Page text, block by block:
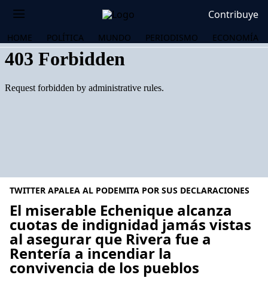
Contribuye
HOME POLÍTICA MUNDO PERIODISMO ECONOMÍA
TWITTER APALEA AL PODEMITA POR SUS DECLARACIONES
El miserable Echenique alcanza
cuotas de indignidad jamás vistas
al asegurar que Rivera fue a
Rentería a incendiar la
convivencia de los pueblos